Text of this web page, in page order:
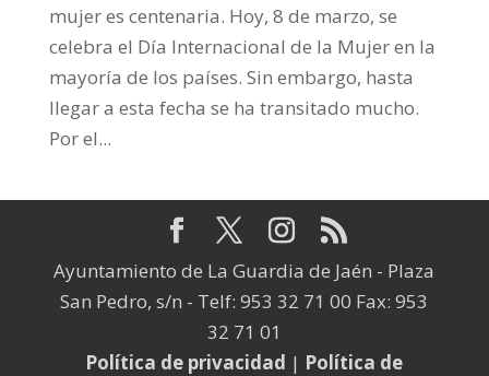
mujer es centenaria. Hoy, 8 de marzo, se
celebra el Día Internacional de la Mujer en la
mayoría de los países. Sin embargo, hasta
llegar a esta fecha se ha transitado mucho.
Por el...
Ayuntamiento de La Guardia de Jaén - Plaza
San Pedro, s/n - Telf: 953 32 71 00 Fax: 953
32 71 01
Política de privacidad | Política de